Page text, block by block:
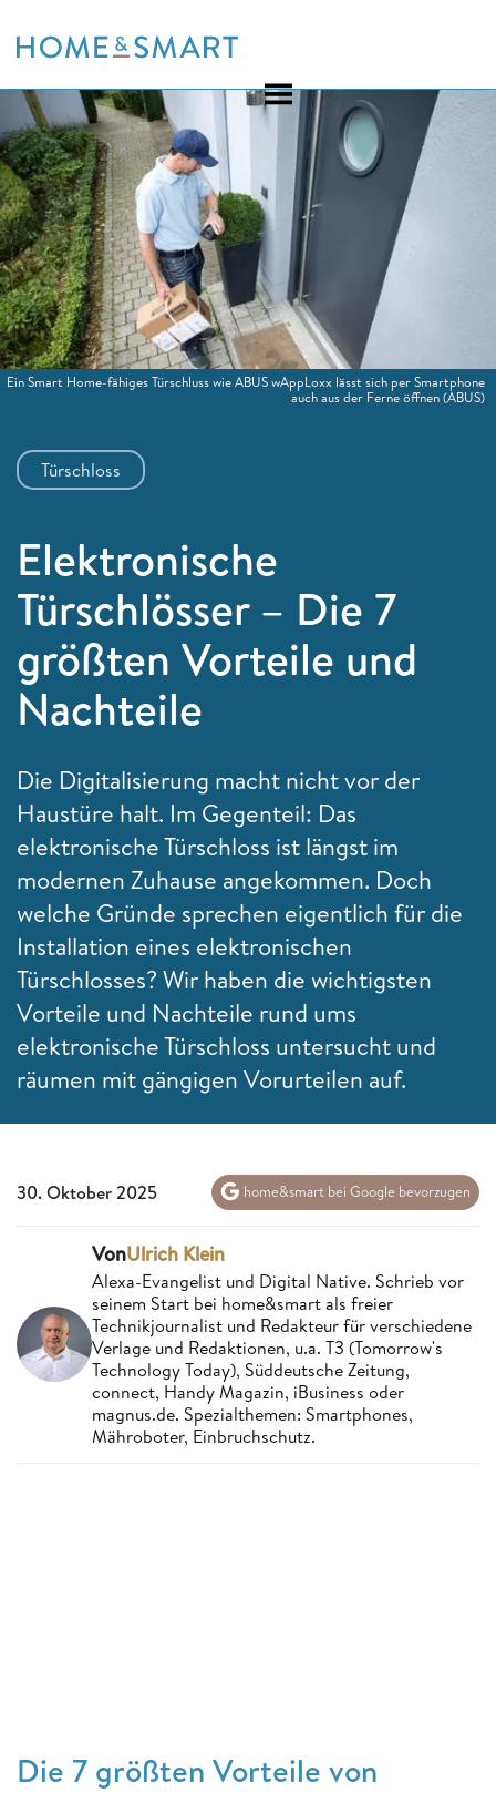
to
Türschloss
Elektronische
Türschlösser – Die 7
größten Vorteile und
Nachteile
Die Digitalisierung macht nicht vor der
Haustüre halt. Im Gegenteil: Das
elektronische Türschloss ist längst im
modernen Zuhause angekommen. Doch
welche Gründe sprechen eigentlich für die
Installation eines elektronischen
Türschlosses? Wir haben die wichtigsten
Vorteile und Nachteile rund ums
elektronische Türschloss untersucht und
räumen mit gängigen Vorurteilen auf.
Ein Smart Home-fähiges Türschluss wie ABUS wAppLoxx lässt sich per Smartphone
auch aus der Ferne öffnen(ABUS)
30. Oktober 2025 home&smart bei Google bevorzugen
VonUlrich Klein
Alexa-Evangelist und Digital Native. Schrieb vor
seinem Start bei home&smart als freier
Technikjournalist und Redakteur für verschiedene
Verlage und Redaktionen, u.a. T3 (Tomorrow's
Technology Today), Süddeutsche Zeitung,
connect, Handy Magazin, iBusiness oder
magnus.de. Spezialthemen: Smartphones,
Mähroboter, Einbruchschutz.
Die 7 größten Vorteile von